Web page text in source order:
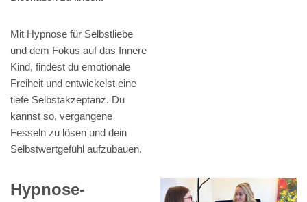
Mit Hypnose für Selbstliebe
und dem Fokus auf das Innere
Kind, findest du emotionale
Freiheit und entwickelst eine
tiefe Selbstakzeptanz. Du
kannst so, vergangene
Fesseln zu lösen und dein
Selbstwertgefühl aufzubauen.
Hypnose-